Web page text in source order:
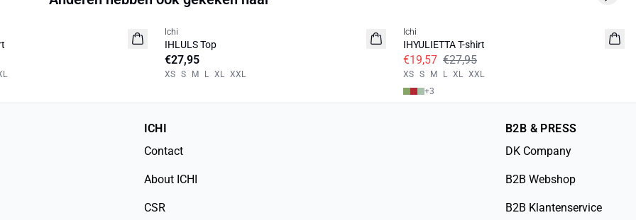
2 VOOR €69
Ichi
IHLULS Top
€27,95
XS S M L XL XXL
Ichi
IHYULIETTA T-shirt
€19,57 €27,95
XS S M L XL XXL
+3
ICHI
Contact
About ICHI
CSR
B2B & PRESS
DK Company
B2B Webshop
B2B Klantenservice